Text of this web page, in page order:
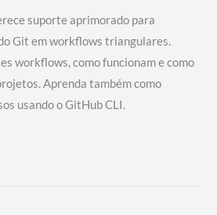
suporte aprimorado para
Git em workflows triangulares.
workflows, como funcionam e como
Aprenda também como
usando o GitHub CLI.